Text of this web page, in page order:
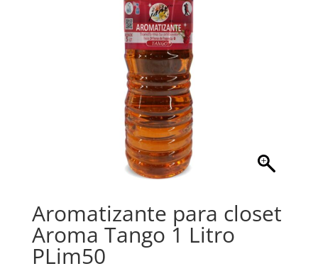
Aromatizante para closet
Aroma Tango 1 Litro
PLim50